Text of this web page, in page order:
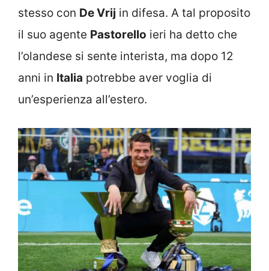
stesso con De Vrij in difesa. A tal proposito
il suo agente Pastorello ieri ha detto che
l’olandese si sente interista, ma dopo 12
anni in Italia potrebbe aver voglia di
un’esperienza all’estero.